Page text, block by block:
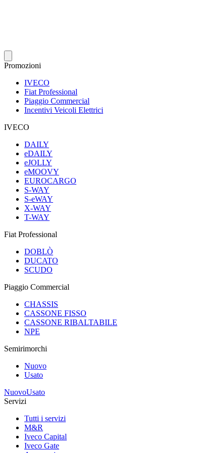
Promozioni
IVECO
Fiat Professional
Piaggio Commercial
Incentivi Veicoli Elettrici
IVECO
DAILY
eDAILY
eJOLLY
eMOOVY
EUROCARGO
S-WAY
S-eWAY
X-WAY
T-WAY
Fiat Professional
DOBLÒ
DUCATO
SCUDO
Piaggio Commercial
CHASSIS
CASSONE FISSO
CASSONE RIBALTABILE
NPE
Semirimorchi
Nuovo
Usato
NuovoUsato
Servizi
Tutti i servizi
M&R
Iveco Capital
Iveco Gate